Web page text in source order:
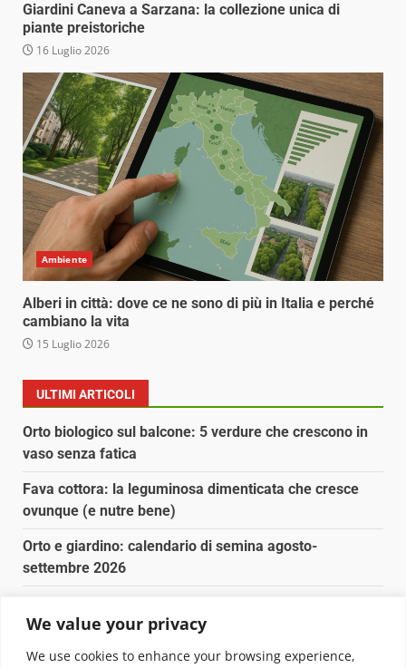
We value your privacy
We use cookies to enhance your browsing experience,
Giardini Caneva a Sarzana: la collezione unica di
piante preistoriche
16 Luglio 2026
Ambiente
Alberi in città: dove ce ne sono di più in Italia e perché
cambiano la vita
15 Luglio 2026
ULTIMI ARTICOLI
Orto biologico sul balcone: 5 verdure che crescono in
vaso senza fatica
Fava cottora: la leguminosa dimenticata che cresce
ovunque (e nutre bene)
Orto e giardino: calendario di semina agosto-
settembre 2026
Fava cottora: come cucinarla, quando è di stagione e
perché vale la pena